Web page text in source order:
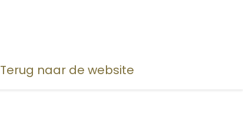
Terug naar de website